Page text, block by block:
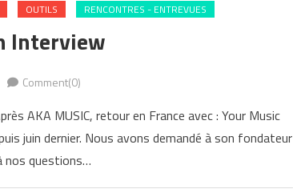
OUTILS RENCONTRES - ENTREVUES
Interview
Comment(0)
AKA MUSIC, retour en France avec : Your Music
juin dernier. Nous avons demandé à son fondateur
nos questions…